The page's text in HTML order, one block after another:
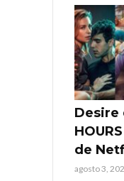
Desire
de
agosto 3,